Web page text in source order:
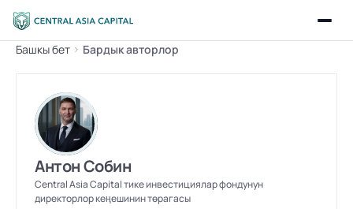
Бардык авторлор
Башкы бет
Антон Собин
Central Asia Capital тике инвестициялар фондунун
директорлор кеңешинин төрагасы